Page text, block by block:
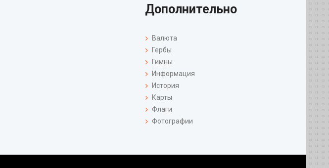
Дополнительно
Валюта
Гербы
Гимны
Информация
История
Карты
Флаги
Фотографии